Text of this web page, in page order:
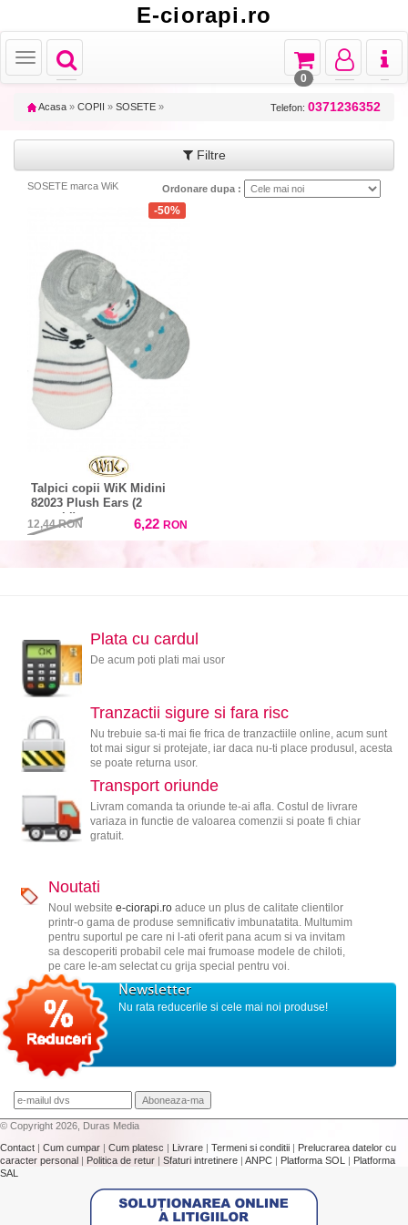
E-ciorapi.ro
Toggle
navigation
Toggle
Toggle
navigation
Toggle
navigation
Toggle
navigation
0
Acasa » COPII » SOSETE » Telefon: 0371236352
Filtre
SOSETE marca WiK Ordonare dupa :
-50%
Talpici copii WiK Midini
82023 Plush Ears (2
perechi)
12,44RON 6,22 RON
Plata cu cardul
De acum poti plati mai usor
Tranzactii sigure si fara risc
Nu trebuie sa-ti mai fie frica de tranzactiile online, acum sunt
tot mai sigur si protejate, iar daca nu-ti place produsul, acesta
se poate returna usor.
Transport oriunde
Livram comanda ta oriunde te-ai afla. Costul de livrare
variaza in functie de valoarea comenzii si poate fi chiar
gratuit.
Noutati
Noul website e-ciorapi.roaduce un plus de calitate clientilor
printr-o gama de produse semnificativ imbunatatita. Multumim
pentru suportul pe care ni l-ati oferit pana acum si va invitam
sa descoperiti probabil cele mai frumoase modele de chiloti,
pe care le-am selectat cu grija special pentru voi.
Newsletter
Nu rata reducerile si cele mai noi produse!
© Copyright 2026, Duras Media
Contact | Cum cumpar | Cum platesc | Livrare | Termeni si conditii | Prelucrarea datelor cu
caracter personal | Politica de retur | Sfaturi intretinere | ANPC | Platforma SOL | Platforma
SAL